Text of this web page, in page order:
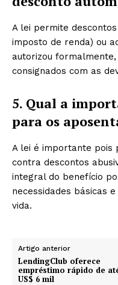
A lei permite
imposto de renda) ou
autorizou
consignados com as
5. Qual a
para os
A lei é importante pois
contra descontos
integral do benefício
necessidades básicas
vida.
Artigo anterior
LendingClub oferece
empréstimo rápido de
US$ 6 mil